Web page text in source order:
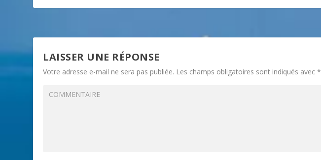
LAISSER UNE RÉPONSE
Votre adresse e-mail ne sera pas publiée. Les champs obligatoires sont indiqués avec*